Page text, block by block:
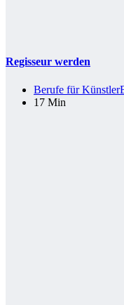
Regisseur werden
Berufe für Künstler
17 Min